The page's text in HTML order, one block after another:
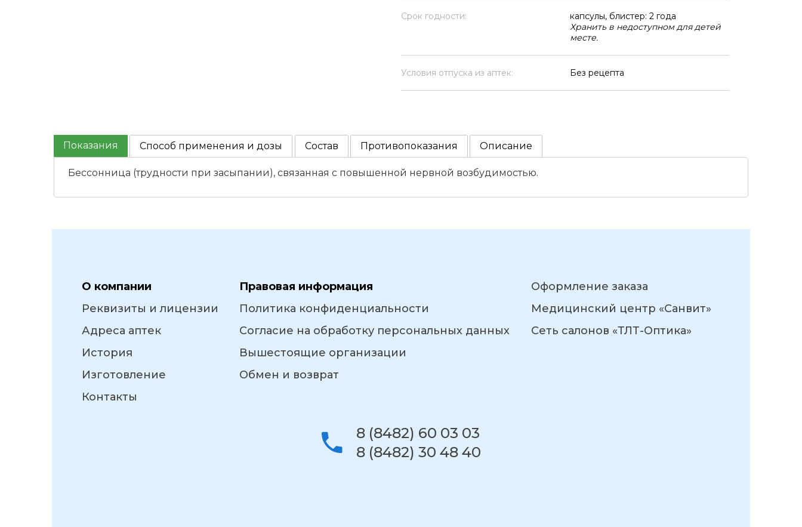
Срок годности:
капсулы, блистер: 2 года
Хранить в недоступном для детей
месте.
Условия отпуска из аптек: Без рецепта
Показания Способ применения и дозы Состав Противопоказания Описание
Бессонница (трудности при засыпании), связанная с повышенной нервной возбудимостью.
О компании
Реквизиты и лицензии
Адреса аптек
История
Изготовление
Контакты
Правовая информация
Политика конфиденциальности
Согласие на обработку персональных данных
Вышестоящие организации
Обмен и возврат
Оформление заказа
Медицинский центр «Санвит»
Сеть салонов «ТЛТ-Оптика»
8 (8482) 60 03 03
8 (8482) 30 48 40